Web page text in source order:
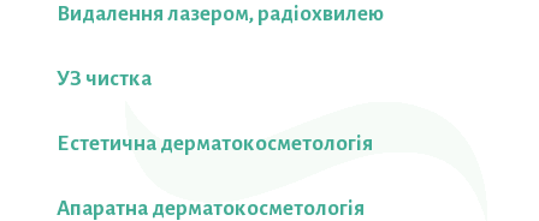
Видалення лазером, радіохвилею
УЗ чистка
Естетична дерматокосметологія
Апаратна дерматокосметологія